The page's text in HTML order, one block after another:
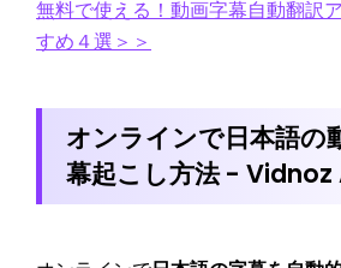
無料で使える！動画字幕自動翻訳
すめ４選＞＞
オンラインで日本語の
幕起こし方法 - Vidnoz